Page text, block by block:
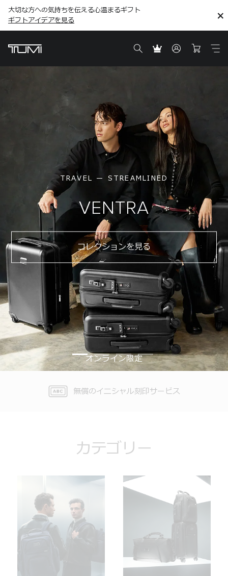
ギフトアイデアを見る こちら
大切な方への気持ちを伝える心温まるギフト
ギフトアイデアを見る
こちら
TRAVEL — STREAMLINED
VENTRA
コレクションを見る
オンライン限定
送料無料（11,000円（税込）以上）
※TUMI Exclusives Clubメンバーを除く
製品保証
無償のイニシャル刻印サービス
トレイサープログラム
カテゴリー